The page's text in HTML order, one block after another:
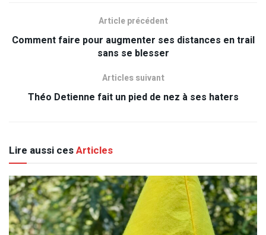
Article précédent
Comment faire pour augmenter ses distances en trail
sans se blesser
Articles suivant
Théo Detienne fait un pied de nez à ses haters
Lire aussi cesArticles